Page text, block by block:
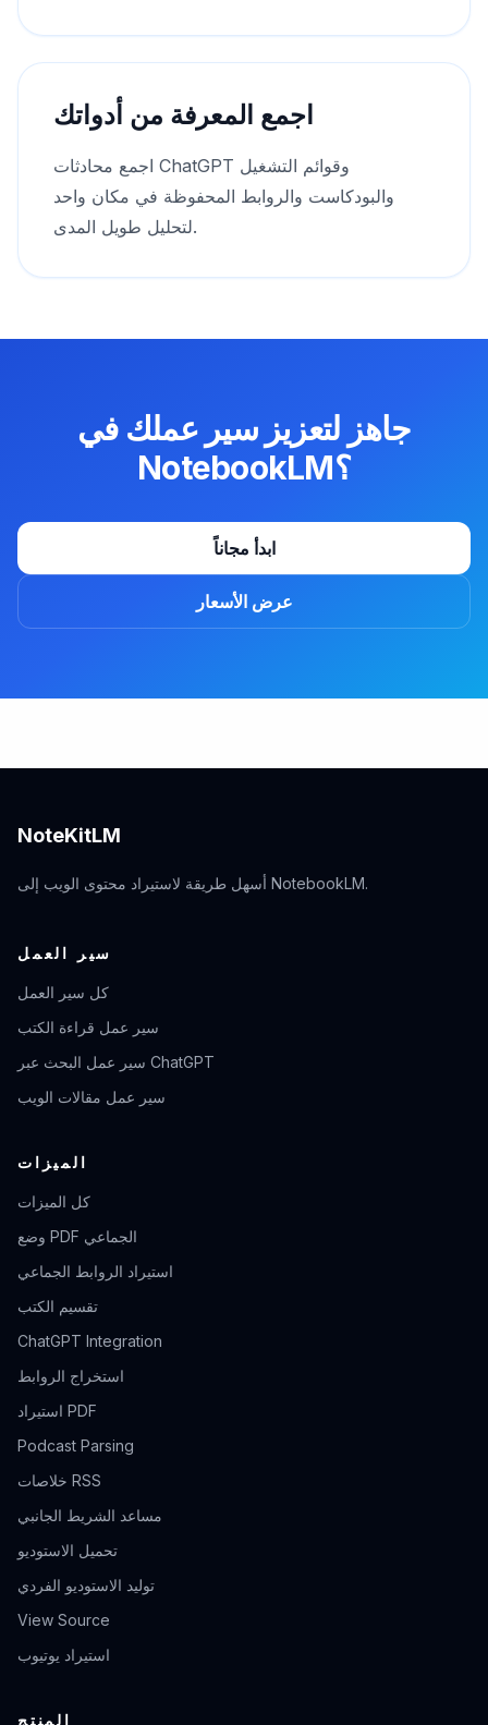
اجمع المعرفة من أدواتك
اجمع محادثات ChatGPT وقوائم التشغيل
والبودكاست والروابط المحفوظة في مكان واحد
لتحليل طويل المدى.
جاهز لتعزيز سير عملك في
NotebookLM؟
ابدأ مجاناً
عرض الأسعار
NoteKitLM
أسهل طريقة لاستيراد محتوى الويب إلى NotebookLM.
سير العمل
كل سير العمل
سير عمل قراءة الكتب
سير عمل البحث عبر ChatGPT
سير عمل مقالات الويب
الميزات
كل الميزات
وضع PDF الجماعي
استيراد الروابط الجماعي
تقسيم الكتب
ChatGPT Integration
استخراج الروابط
استيراد PDF
Podcast Parsing
خلاصات RSS
مساعد الشريط الجانبي
تحميل الاستوديو
توليد الاستوديو الفردي
View Source
استيراد يوتيوب
المنتج